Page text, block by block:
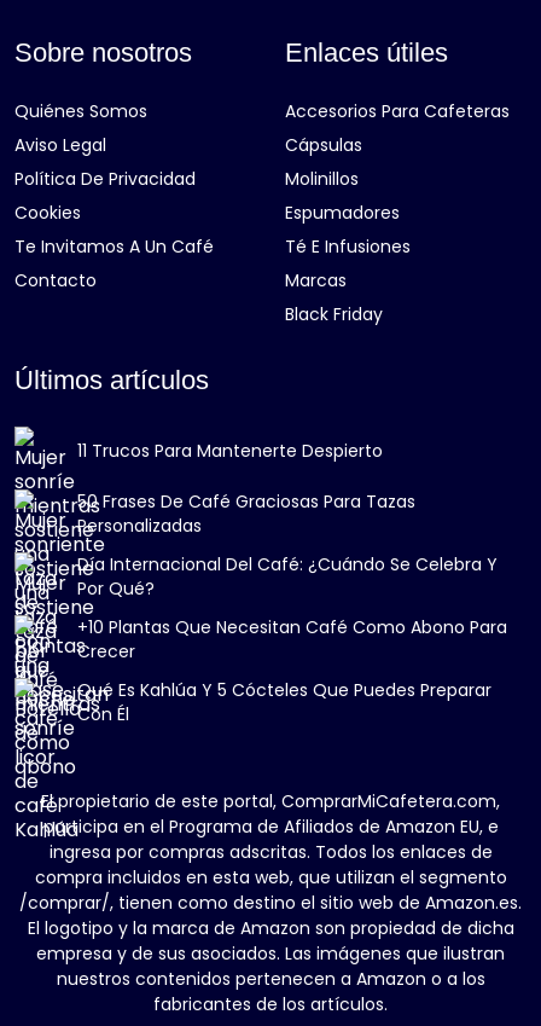
Sobre nosotros
Quiénes Somos
Aviso Legal
Política De Privacidad
Cookies
Te Invitamos A Un Café
Contacto
Enlaces útiles
Accesorios Para Cafeteras
Cápsulas
Molinillos
Espumadores
Té E Infusiones
Marcas
Black Friday
Últimos artículos
11 Trucos Para Mantenerte Despierto
50 Frases De Café Graciosas Para Tazas
Personalizadas
Día Internacional Del Café: ¿Cuándo Se Celebra Y
Por Qué?
+10 Plantas Que Necesitan Café Como Abono Para
Crecer
Qué Es Kahlúa Y 5 Cócteles Que Puedes Preparar
Con Él
El propietario de este portal, ComprarMiCafetera.com,
participa en el Programa de Afiliados de Amazon EU, e
ingresa por compras adscritas. Todos los enlaces de
compra incluidos en esta web, que utilizan el segmento
/comprar/, tienen como destino el sitio web de Amazon.es.
El logotipo y la marca de Amazon son propiedad de dicha
empresa y de sus asociados. Las imágenes que ilustran
nuestros contenidos pertenecen a Amazon o a los
fabricantes de los artículos.